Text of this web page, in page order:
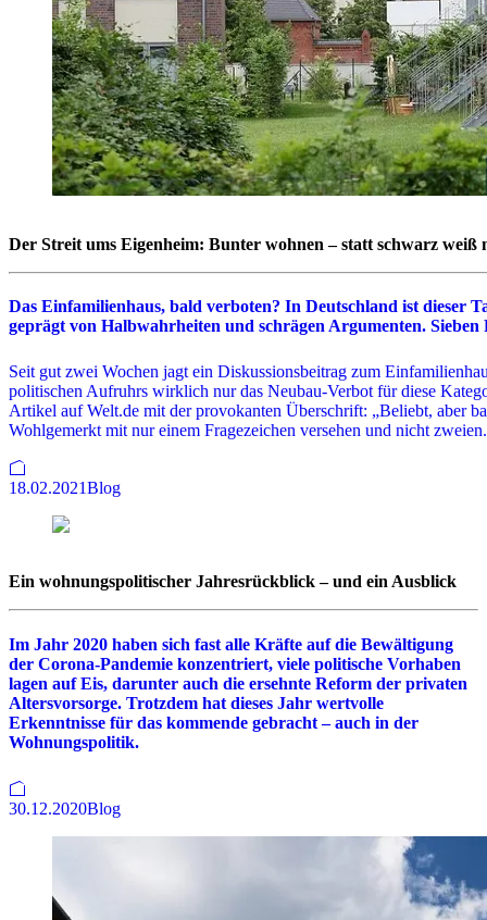
Der Streit ums Eigenheim: Bunter wohnen – statt schwarz weiß
Das Einfamilienhaus, bald verboten? In Deutschland ist dieser
geprägt von Halbwahrheiten und schrägen Argumenten.
Seit gut zwei Wochen jagt ein Diskussionsbeitrag zum
politischen Aufruhrs wirklich nur das Neubau-Verbot für diese
Artikel auf Welt.de mit der provokanten Überschrift: „Beliebt, aber
Wohlgemerkt mit nur einem Fragezeichen versehen und nicht zweien.
18.02.2021Blog
Ein wohnungspolitischer Jahresrückblick – und ein Ausblick
Im Jahr 2020 haben sich fast alle Kräfte auf die Bewältigung
der Corona-Pandemie konzentriert, viele politische Vorhaben
lagen auf Eis, darunter auch die ersehnte Reform der privaten
Altersvorsorge. Trotzdem hat dieses Jahr wertvolle
Erkenntnisse für das kommende gebracht – auch in der
Wohnungspolitik.
30.12.2020Blog